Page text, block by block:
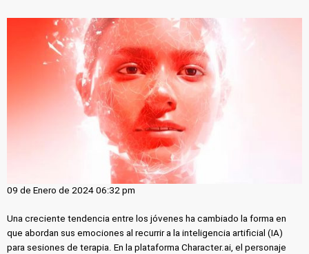
09 de Enero de 2024 06:32 pm
Una creciente tendencia entre los jóvenes ha cambiado la forma en
que abordan sus emociones al recurrir a la inteligencia artificial (IA)
para sesiones de terapia. En la plataforma Character.ai, el personaje